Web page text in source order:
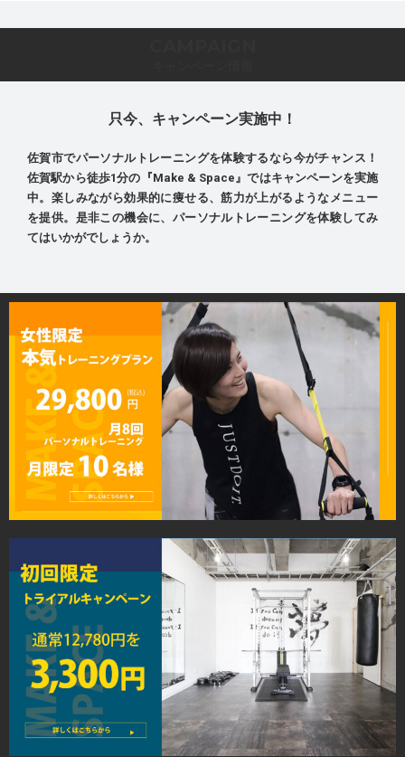
只今、キャンペーン実施中！
佐賀市でパーソナルトレーニングを体験するなら今がチャンス！
佐賀駅から徒歩1分の『Make & Space』ではキャンペーンを実施
中。楽しみながら効果的に痩せる、筋力が上がるようなメニュー
を提供。是非この機会に、パーソナルトレーニングを体験してみ
てはいかがでしょうか。